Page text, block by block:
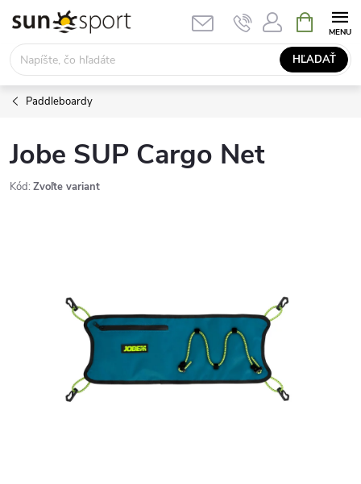
obsah
HĽADAŤ
KOŠÍK
Paddleboardy
Jobe SUP Cargo Net
Kód: Zvoľte variant